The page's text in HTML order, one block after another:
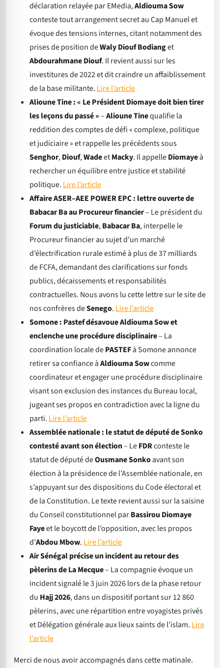
déclaration relayée par EMedia,Aldiouma Sow
conteste tout arrangement secret au Cap Manuel et
évoque des tensions internes, citant notamment des
prises de position deWaly Diouf Bodianget
Abdourahmane Diouf. Il revient aussi sur les
investitures de 2022 et dit craindre un affaiblissement
de la base militante. Lire l’article
Alioune Tine : « Le Président Diomaye doit bien tirer
les leçons du passé »–Alioune Tinequalifie la
reddition des comptes de défi « complexe, politique
et judiciaire » et rappelle les précédents sous
Senghor,Diouf,WadeetMacky. Il appelleDiomayeà
rechercher un équilibre entre justice et stabilité
politique. Lire l’article
Affaire ASER–AEE POWER EPC : lettre ouverte de
Babacar Ba au Procureur financier– Le président du
Forum du justiciable,Babacar Ba, interpelle le
Procureur financier au sujet d’un marché
d’électrification rurale estimé à plus de 37 milliards
de FCFA, demandant des clarifications sur fonds
publics, décaissements et responsabilités
contractuelles. Nous avons lu cette lettre sur le site de
nos confrères deSenego. Lire l’article
Somone : Pastef désavoue Aldiouma Sow et
enclenche une procédure disciplinaire– La
coordination locale dePASTEFà Somone annonce
retirer sa confiance àAldiouma Sowcomme
coordinateur et engager une procédure disciplinaire
visant son exclusion des instances du Bureau local,
jugeant ses propos en contradiction avec la ligne du
parti. Lire l’article
Assemblée nationale : le statut de député de Sonko
contesté avant son élection– LeFDRconteste le
statut de député deOusmane Sonkoavant son
élection à la présidence de l’Assemblée nationale, en
s’appuyant sur des dispositions du Code électoral et
de la Constitution. Le texte revient aussi sur la saisine
du Conseil constitutionnel parBassirou Diomaye
Fayeet le boycott de l’opposition, avec les propos
d’Abdou Mbow. Lire l’article
Air Sénégal précise un incident au retour des
pèlerins de La Mecque– La compagnie évoque un
incident signalé le 3 juin 2026 lors de la phase retour
du Hajj 2026, dans un dispositif portant sur 12 860
pèlerins, avec une répartition entre voyagistes privés
et Délégation générale aux lieux saints de l’islam. Lire
l’article
Merci de nous avoir accompagnés dans cette matinale.